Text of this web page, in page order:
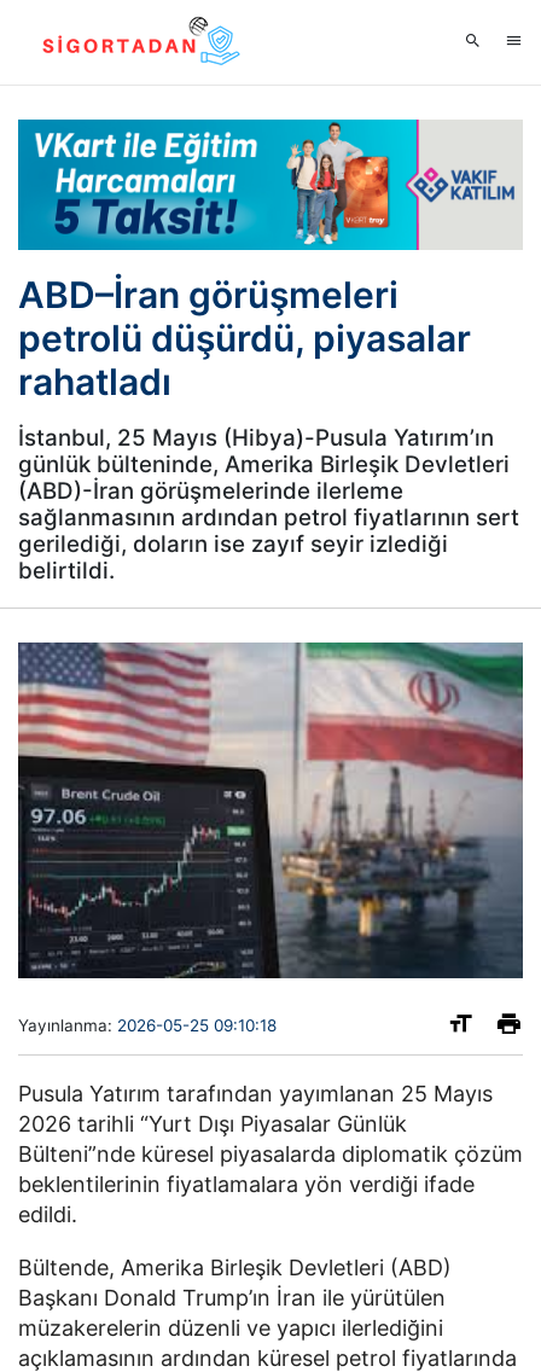
ABD–İran görüşmeleri
petrolü düşürdü, piyasalar
rahatladı
İstanbul, 25 Mayıs (Hibya)-Pusula Yatırım’ın
günlük bülteninde, Amerika Birleşik Devletleri
(ABD)-İran görüşmelerinde ilerleme
sağlanmasının ardından petrol fiyatlarının sert
gerilediği, doların ise zayıf seyir izlediği
belirtildi.
Yayınlanma: 2026-05-25 09:10:18
Pusula Yatırım tarafından yayımlanan 25 Mayıs
2026 tarihli “Yurt Dışı Piyasalar Günlük
Bülteni”nde küresel piyasalarda diplomatik çözüm
beklentilerinin fiyatlamalara yön verdiği ifade
edildi.
Bültende, Amerika Birleşik Devletleri (ABD)
Başkanı Donald Trump’ın İran ile yürütülen
müzakerelerin düzenli ve yapıcı ilerlediğini
açıklamasının ardından küresel petrol fiyatlarında